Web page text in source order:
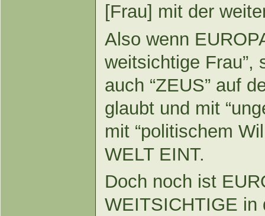
[Frau] mit der
Also wenn
weitsichtige Frau”,
auch “ZEUS” auf
glaubt und mit
mit “politischem
WELT EINT.
Doch noch ist
WEITSICHTIGE in